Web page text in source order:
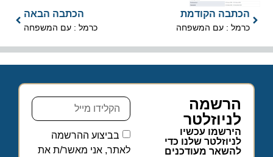
הכתבה הקודמת
כרמל : עם המשפחה
הכתבה הבאה
כרמל : עם המשפחה
הרשמה
לניוזלטר
הירשמו עכשיו
לניוזלטר שלנו כדי
להשאר מעודכנים
בביצוע ההרשמה
לאתר, אני מאשר/ת את